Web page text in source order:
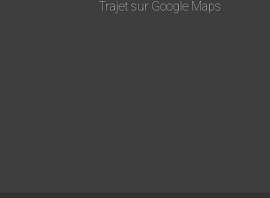
Trajet sur Google Maps